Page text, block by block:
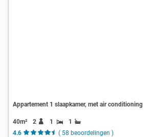
Appartement 1 slaapkamer, met air conditioning
40m² 2 1
1
4.6
( 58 beoordelingen )